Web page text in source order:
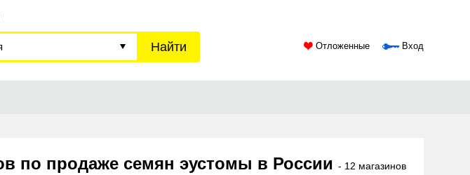
Найти Отложенные Вход
по продаже семян эустомы в России - 12 магазинов